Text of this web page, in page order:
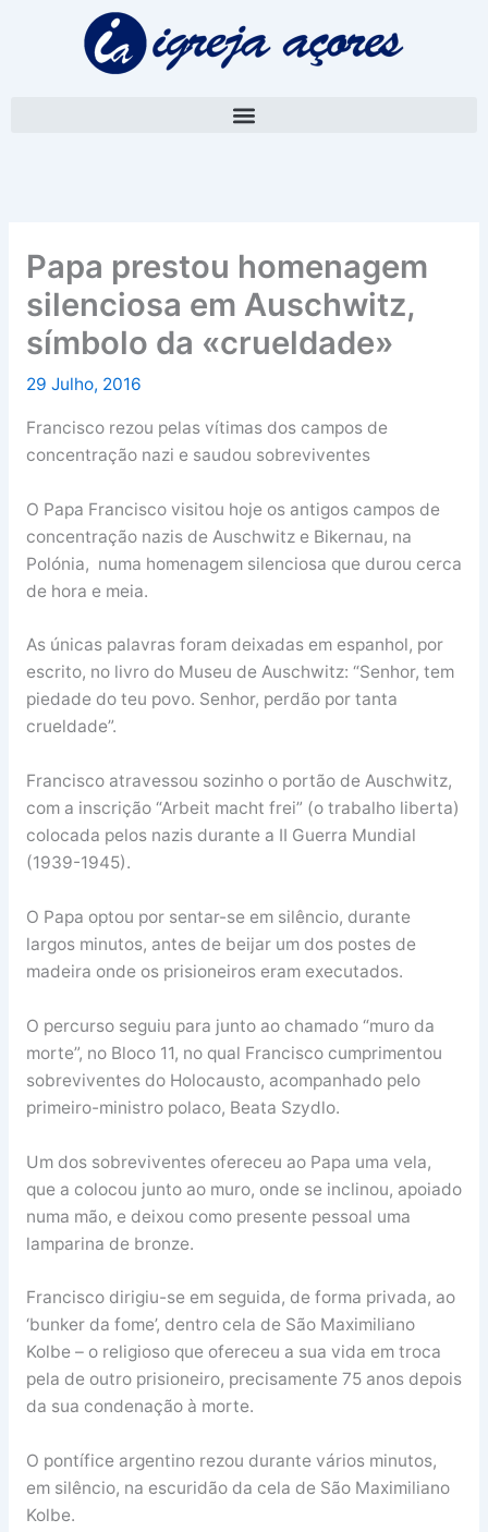
Papa prestou homenagem
silenciosa em Auschwitz,
símbolo da «crueldade»
29 Julho, 2016
Francisco rezou pelas vítimas dos campos de
concentração nazi e saudou sobreviventes
O Papa Francisco visitou hoje os antigos campos de
concentração nazis de Auschwitz e Bikernau, na
Polónia, numa homenagem silenciosa que durou cerca
de hora e meia.
As únicas palavras foram deixadas em espanhol, por
escrito, no livro do Museu de Auschwitz: “Senhor, tem
piedade do teu povo. Senhor, perdão por tanta
crueldade”.
Francisco atravessou sozinho o portão de Auschwitz,
com a inscrição “Arbeit macht frei” (o trabalho liberta)
colocada pelos nazis durante a II Guerra Mundial
(1939-1945).
O Papa optou por sentar-se em silêncio, durante
largos minutos, antes de beijar um dos postes de
madeira onde os prisioneiros eram executados.
O percurso seguiu para junto ao chamado “muro da
morte”, no Bloco 11, no qual Francisco cumprimentou
sobreviventes do Holocausto, acompanhado pelo
primeiro-ministro polaco, Beata Szydlo.
Um dos sobreviventes ofereceu ao Papa uma vela,
que a colocou junto ao muro, onde se inclinou, apoiado
numa mão, e deixou como presente pessoal uma
lamparina de bronze.
Francisco dirigiu-se em seguida, de forma privada, ao
‘bunker da fome’, dentro cela de São Maximiliano
Kolbe – o religioso que ofereceu a sua vida em troca
pela de outro prisioneiro, precisamente 75 anos depois
da sua condenação à morte.
O pontífice argentino rezou durante vários minutos,
em silêncio, na escuridão da cela de São Maximiliano
Kolbe.